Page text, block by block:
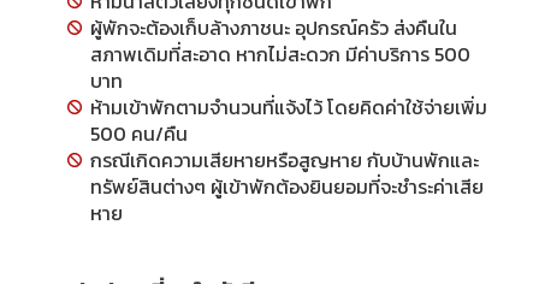
ผู้พักจะต้องเก็บล้างภาชนะ อุปกรณ์ครัว ส่งคืนใน
สภาพเดิมที่สะอาด หากไม่สะดวก มีค่าบริการ 500
บาท
ห้ามเข้าพักตามจำนวนที่แจ้งไว้ โดยคิดค่าใช้จ่ายเพิ่ม
500 คน/คืน
กรณีเกิดความเสียหายหรือสูญหาย กับบ้านพักและ
ทรัพย์สินต่างๆ ผู้เข้าพักต้องยินยอมที่จะชำระค่าเสีย
หาย